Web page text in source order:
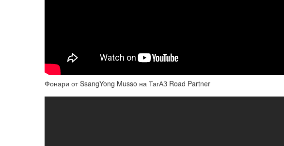
Фонари от SsangYong Musso на ТагАЗ Road Partner